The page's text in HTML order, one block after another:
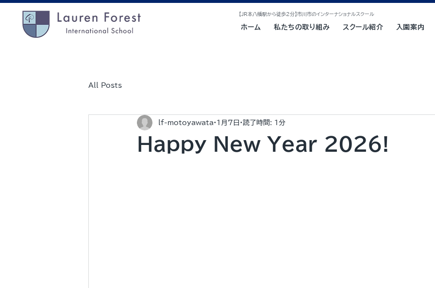
【JR本八幡駅から徒歩2分】市川市のインターナショナルスクール
ホーム 私たちの取り組み スクール紹介 入園案内
All Posts
Happy New Year 2026!
lf-motoyawata 1月7日 読了時間: 1分